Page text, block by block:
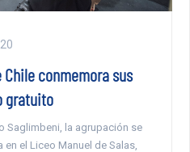
conmemora sus
gratuito
Saglimbeni, la agrupación se
el Liceo Manuel de Salas,